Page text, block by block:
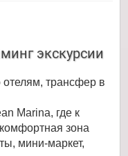
экскурсии
отелям, трансфер в
Marina, где к
зона
мини-маркет,